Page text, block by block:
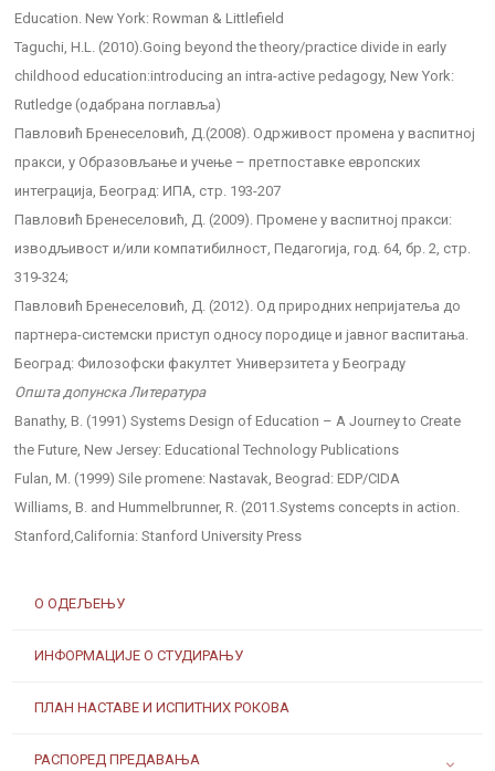
О ОДЕЉЕЊУ
ИНФОРМАЦИЈЕ О СТУДИРАЊУ
ПЛАН НАСТАВЕ И ИСПИТНИХ РОКОВА
РАСПОРЕД ПРЕДАВАЊА
Education. New York: Rowman & Littlefield
Taguchi, H.L. (2010).Going beyond the theory/practice divide in early
childhood education:introducing an intra-active pedagogy, New York:
Rutledge (одабрана поглавља)
Павловић Бренеселовић, Д.(2008). Одрживост промена у васпитној
пракси, у Образовљање и учење – претпоставке европских
интеграција, Београд: ИПА, стр. 193-207
Павловић Бренеселовић, Д. (2009). Промене у васпитној пракси:
изводљивост и/или компатибилност, Педагогија, год. 64, бр. 2, стр.
319-324;
Павловић Бренеселовић, Д. (2012). Од природних непријатеља до
партнера-системски приступ односу породице и јавног васпитања.
Београд: Филозофски факултет Универзитета у Београду
Општа допунска Литература
Banathy, B. (1991) Systems Design of Education – A Journey to Create
the Future, New Jersey: Educational Technology Publications
Fulan, M. (1999) Sile promene: Nastavak, Beograd: EDP/CIDA
Williams, B. and Hummelbrunner, R. (2011.Systems concepts in action.
Stanford,California: Stanford University Press